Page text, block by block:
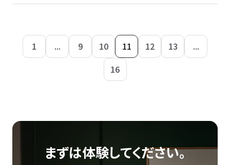
1 ... 9 10 11 12 13
...
16
まずは体験してください。